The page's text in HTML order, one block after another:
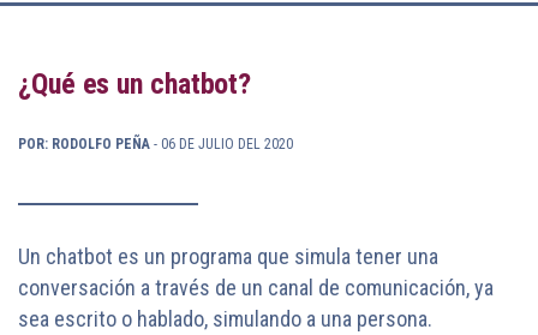
¿Qué es un chatbot?
POR: RODOLFO PEÑA - 06 DE JULIO DEL 2020
Un chatbot es un programa que simula tener una
conversación a través de un canal de comunicación, ya
sea escrito o hablado, simulando a una persona.